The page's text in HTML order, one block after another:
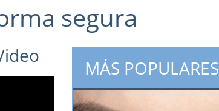
segura
MÁS POPULARES